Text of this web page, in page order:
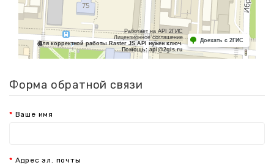
Форма обратной связи
Ваше имя
Адрес эл. почты